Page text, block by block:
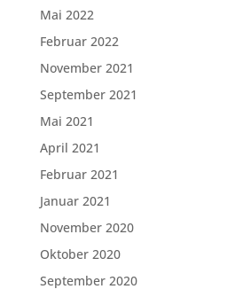
Mai 2022
Februar 2022
November 2021
September 2021
Mai 2021
April 2021
Februar 2021
Januar 2021
November 2020
Oktober 2020
September 2020